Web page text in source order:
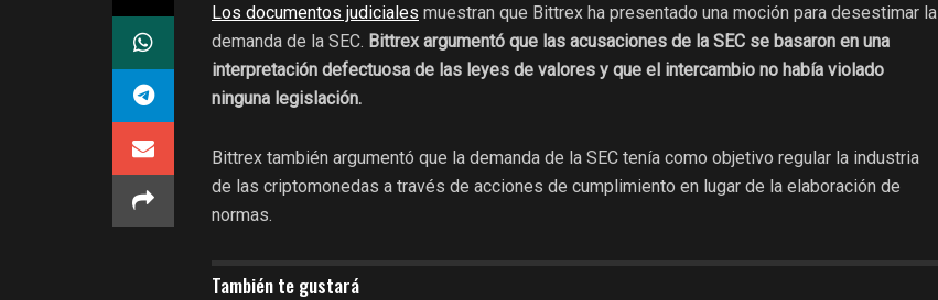
Los documentos judiciales muestran que Bittrex ha presentado una moción para desestimar la
demanda de la SEC. Bittrex argumentó que las acusaciones de la SEC se basaron en una
interpretación defectuosa de las leyes de valores y que el intercambio no había violado
ninguna legislación.
Bittrex también argumentó que la demanda de la SEC tenía como objetivo regular la industria
de las criptomonedas a través de acciones de cumplimiento en lugar de la elaboración de
normas.
También te gustará